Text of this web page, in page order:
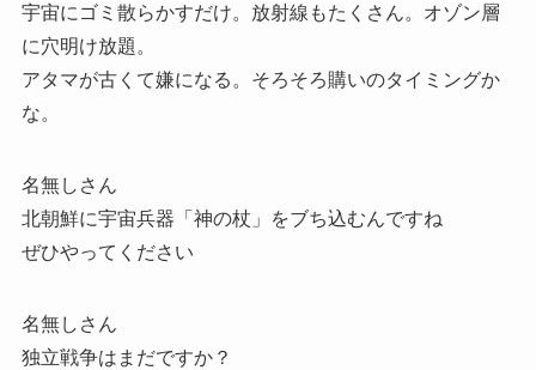
宇宙にゴミ散らかすだけ。放射線もたくさん。オゾン層
に穴明け放題。
アタマが古くて嫌になる。そろそろ購いのタイミングか
な。
名無しさん
北朝鮮に宇宙兵器「神の杖」をブち込むんですね
ぜひやってください
名無しさん
独立戦争はまだですか？